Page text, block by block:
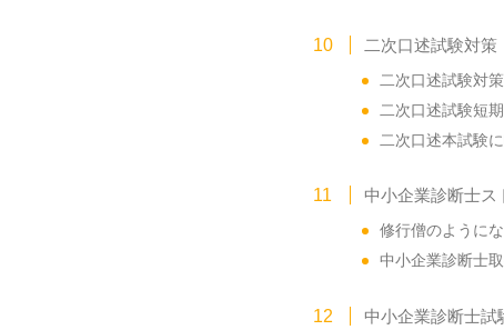
二次口述試験対策
二次口述試験対
二次口述試験短
二次口述本試験
中小企業診断士ス
修行僧のように
中小企業診断士
中小企業診断士試